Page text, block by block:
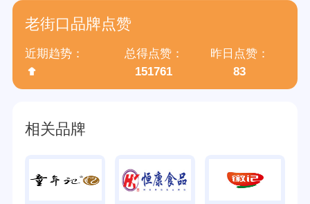
老街口品牌点赞
近期趋势：
总得点赞：
151761
昨日点赞：
83
相关品牌